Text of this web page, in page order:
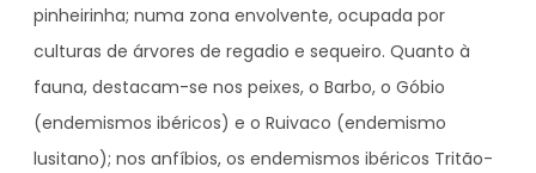
pinheirinha; numa zona envolvente, ocupada por
culturas de árvores de regadio e sequeiro. Quanto à
fauna, destacam-se nos peixes, o Barbo, o Góbio
(endemismos ibéricos) e o Ruivaco (endemismo
lusitano); nos anfíbios, os endemismos ibéricos Tritão-